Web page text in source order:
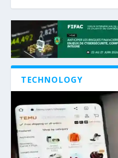
TECHNOLOGY